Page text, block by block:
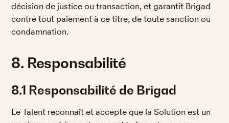
décision de justice ou transaction, et garantit Brigad
contre tout paiement à ce titre, de toute sanction ou
condamnation.
8. Responsabilité
8.1 Responsabilité de Brigad
Le Talent reconnaît et accepte que la Solution est un